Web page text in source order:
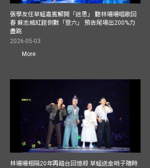
張學友任草蜢嘉賓解開「迷思」 聽林珊珊唱歌回
春 蘇志威紅館倒數「登六」 預告尾場出200%力
盡跳
2026-05-03
More
林珊珊相隔20年再踏台回憶殺 草蜢送金哨子隨時